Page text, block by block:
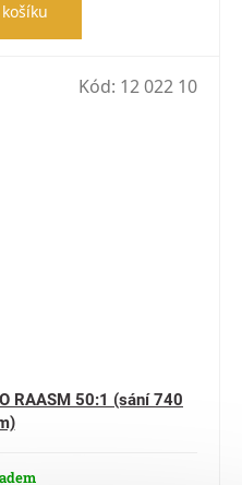
RAASM 50:1 (sání 740
Kód: 12 022 10